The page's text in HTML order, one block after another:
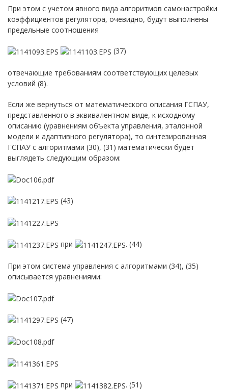
При этом с учетом явного вида алгоритмов самонастройки
коэффициентов регулятора, очевидно, будут выполнены
предельные соотношения
(37)
отвечающие требованиям соответствующих целевых
условий (8).
Если же вернуться от математического описания ГСПАУ,
представленного в эквивалентном виде, к исходному
описанию (уравнениям объекта управления, эталонной
модели и адаптивного регулятора), то синтезированная
ГСПАУ с алгоритмами (30), (31) математически будет
выглядеть следующим образом:
(43)
при . (44)
При этом система управления с алгоритмами (34), (35)
описывается уравнениями:
(47)
при . (51)